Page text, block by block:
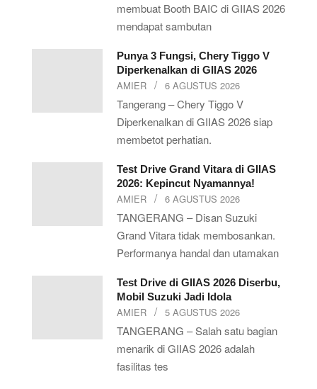
membuat Booth BAIC di GIIAS 2026
mendapat sambutan
Punya 3 Fungsi, Chery Tiggo V
Diperkenalkan di GIIAS 2026
AMIER 6 AGUSTUS 2026
Tangerang – Chery Tiggo V
Diperkenalkan di GIIAS 2026 siap
membetot perhatian.
Test Drive Grand Vitara di GIIAS
2026: Kepincut Nyamannya!
AMIER 6 AGUSTUS 2026
TANGERANG – Disan Suzuki
Grand Vitara tidak membosankan.
Performanya handal dan utamakan
Test Drive di GIIAS 2026 Diserbu,
Mobil Suzuki Jadi Idola
AMIER 5 AGUSTUS 2026
TANGERANG – Salah satu bagian
menarik di GIIAS 2026 adalah
fasilitas tes